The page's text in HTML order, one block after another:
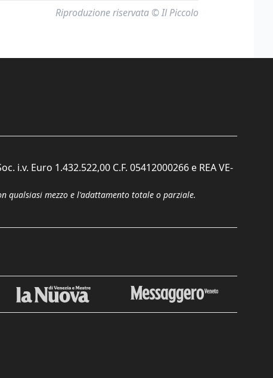
Riproduzione riservata © Il Piccolo
i.v. Euro 1.432.522,00 C.F. 05412000266 e REA VE-
qualsiasi mezzo e l'adattamento totale o parziale.